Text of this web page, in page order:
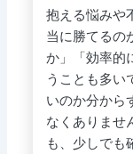
抱える悩みや
当に勝てるの
か」「効率的
うことも多い
いのか分から
なくありませ
も、少しでも